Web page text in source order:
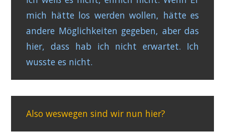
mich hätte los werden wollen, hätte es
andere Möglichkeiten gegeben, aber das
hier, dass hab ich nicht erwartet. Ich
wusste es nicht.
Also weswegen sind wir nun hier?